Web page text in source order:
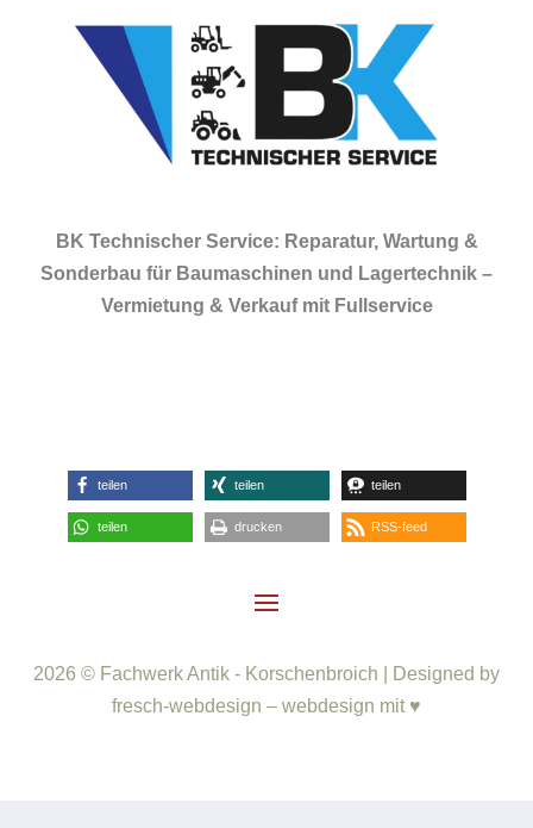
BK Technischer Service: Reparatur, Wartung &
Sonderbau für Baumaschinen und Lagertechnik –
Vermietung & Verkauf mit Fullservice
teilen teilen teilen
teilen drucken RSS-feed
2026 © Fachwerk Antik - Korschenbroich | Designed by
fresch-webdesign – webdesign mit ♥